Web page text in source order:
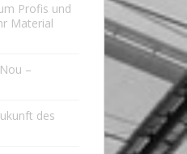
Profis und
Material
–
des